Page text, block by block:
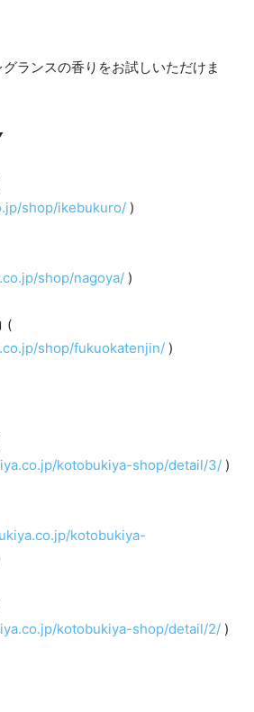
ランスの香りをお試しいただけま
shop/ikebukuro/ )
shop/nagoya/ )
(
shop/fukuokatenjin/ )
kotobukiya-shop/detail/3/ )
kotobukiya-
kotobukiya-shop/detail/2/ )